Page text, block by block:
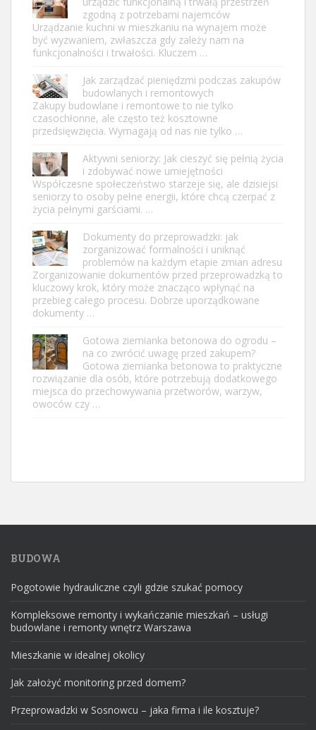
zgodną z potrzebami najemców
Urządzanie kuchni w mieszkaniu na wynajem może
być wyzwaniem, zwłaszcza gdy zależy nam na
funkcjonalności i trwałości. Kluczem …
Jak zarządzać pieniędzmi podczas zakupów
budowlanych i remontowych
Zakupy budowlane i remontowe to nie tylko
czasochłonne, ale często też kosztowne
przedsięwzięcia. Wymagają od nas nie tylko …
Aktywni seniorzy: Jak cieszyć się pełnią życia
i zdobywać nowe umiejętności
Współczesne społeczeństwo starzeje się, ale dzisiejsi
seniorzy to osoby pełne energii, które chcą czerpać z
życia pełnymi garściami. …
Dokumenty do przeprowadzki: jak
zorganizować formalności i uniknąć
problemów na każdym etapie zmian adresu
Zorganizowanie dokumentów przed przeprowadzką to
kluczowy krok, który może znacząco wpłynąć na
przebieg całego procesu. Dobrze uporządkowane
dokumenty …
Gotowa ziemianka betonowa do ogrodu –
na co zwrócić uwagę przed zakupem?
Gotowa ziemianka betonowa to praktyczne
rozwiązanie dla osób, które potrzebują dodatkowego
miejsca do przechowywania przetworów, warzyw,
owoców czy …
BUDOWA
Pogotowie hydrauliczne czyli gdzie szukać pomocy
Kompleksowe remonty i wykańczanie mieszkań – usługi
budowlane i remonty wnętrz Warszawa
Mieszkanie w idealnej okolicy
Jak założyć monitoring przed domem?
Przeprowadzki w Sosnowcu – jaka firma i ile kosztuje?